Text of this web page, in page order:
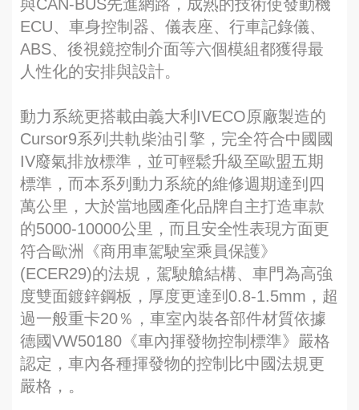
與CAN-BUS先進網路，成熟的技術使發動機
ECU、車身控制器、儀表座、行車記錄儀、
ABS、後視鏡控制介面等六個模組都獲得最
人性化的安排與設計。
動力系統更搭載由義大利IVECO原廠製造的
Cursor9系列共軌柴油引擎，完全符合中國國
IV廢氣排放標準，並可輕鬆升級至歐盟五期
標準，而本系列動力系統的維修週期達到四
萬公里，大於當地國產化品牌自主打造車款
的5000-10000公里，而且安全性表現方面更
符合歐洲《商用車駕駛室乘員保護》
(ECER29)的法規，駕駛艙結構、車門為高強
度雙面鍍鋅鋼板，厚度更達到0.8-1.5mm，超
過一般重卡20％，車室內裝各部件材質依據
德國VW50180《車內揮發物控制標準》嚴格
認定，車內各種揮發物的控制比中國法規更
嚴格，。